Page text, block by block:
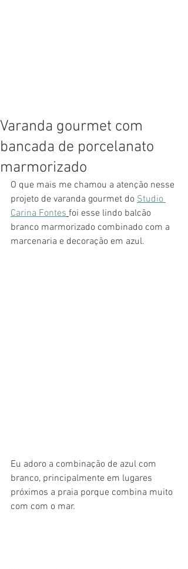
Varanda gourmet com
bancada de porcelanato
marmorizado
O que mais me chamou a atenção nesse
projeto de varanda gourmet do Studio
Carina Fontes foi esse lindo balcão
branco marmorizado combinado com a
marcenaria e decoração em azul.
Eu adoro a combinação de azul com
branco, principalmente em lugares
próximos a praia porque combina muito
com com o mar.